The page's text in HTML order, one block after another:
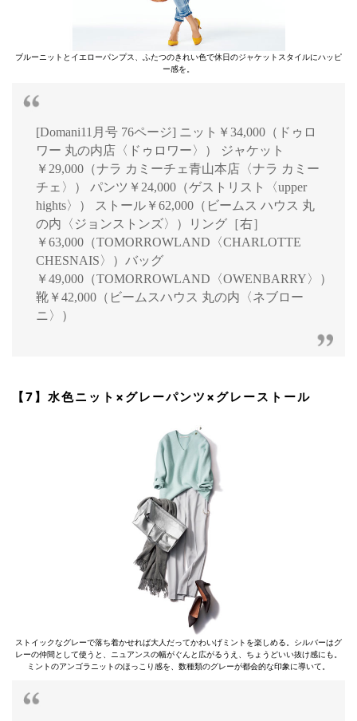
ブルーニットとイエローパンプス、ふたつのきれい色で休日のジャケットスタイルにハッピ
ー感を。
[Domani11月号 76ページ] ニット￥34,000（ドゥロ
ワー 丸の内店〈ドゥロワー〉） ジャケット
￥29,000（ナラ カミーチェ青山本店〈ナラ カミー
チェ〉） パンツ￥24,000（ゲストリスト〈upper
hights〉） ストール￥62,000（ビームス ハウス 丸
の内〈ジョンストンズ〉）リング［右］
￥63,000（TOMORROWLAND〈CHARLOTTE
CHESNAIS〉）バッグ
￥49,000（TOMORROWLAND〈OWENBARRY〉）
靴￥42,000（ビームスハウス 丸の内〈ネブロー
ニ〉）
【7】水色ニット×グレーパンツ×グレーストール
ストイックなグレーで落ち着かせれば大人だってかわいげミントを楽しめる。シルバーはグ
レーの仲間として使うと、ニュアンスの幅がぐんと広がるうえ、ちょうどいい抜け感にも。
ミントのアンゴラニットのほっこり感を、数種類のグレーが都会的な印象に導いて。